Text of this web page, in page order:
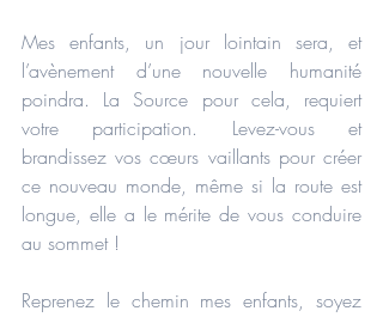
Mes enfants, un jour lointain sera, et
l’avènement d’une nouvelle humanité
poindra. La Source pour cela, requiert
votre participation. Levez-vous et
brandissez vos cœurs vaillants pour créer
ce nouveau monde, même si la route est
longue, elle a le mérite de vous conduire
au sommet !
Reprenez le chemin mes enfants, soyez